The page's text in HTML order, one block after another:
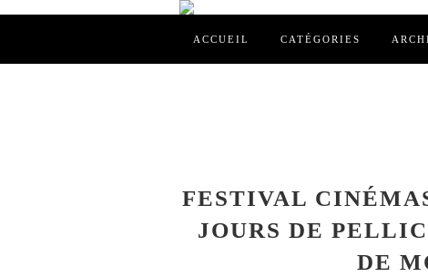
ACCUEIL CATÉGORIES
FESTIVAL
JOURS DE
DE